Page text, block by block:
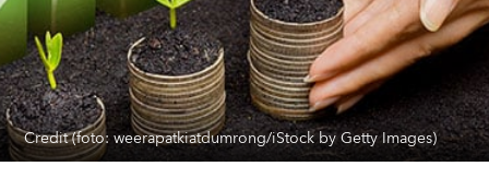
Credit (foto: weerapatkiatdumrong/iStock by Getty Images)